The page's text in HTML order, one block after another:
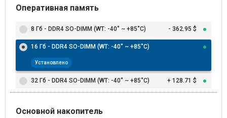
Оперативная память
8 Гб - DDR4 SO-DIMM (WT: -40˚ ~ +85˚C) - 362.95 $
16 Гб - DDR4 SO-DIMM (WT: -40˚ ~ +85˚C)
Установлено
32 Гб - DDR4 SO-DIMM (WT: -40˚ ~ +85˚C) + 128.71 $
Основной накопитель